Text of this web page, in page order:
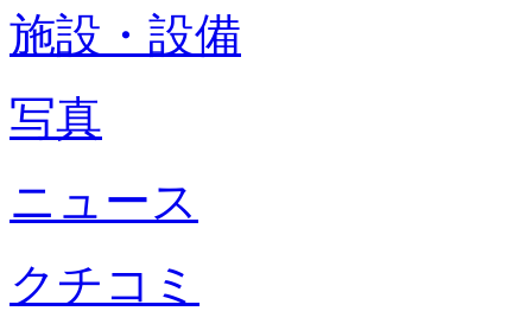
施設・設備
写真
ニュース
クチコミ